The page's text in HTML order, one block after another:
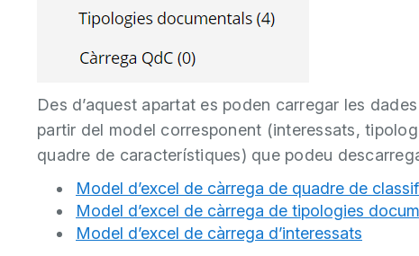
Des d’aquest apartat es poden carregar les
partir del model corresponent (interessats,
quadre de característiques) que podeu
Model d’excel de càrrega de quadre de
Model d’excel de càrrega de tipologies
Model d’excel de càrrega d’interessats